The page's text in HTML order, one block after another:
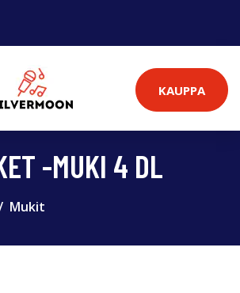
KAUPPA
-MUKI 4 DL
Mukit